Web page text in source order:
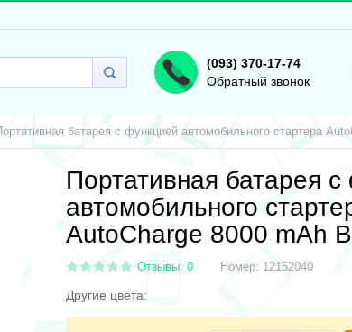
(093) 370-17-74
Обратный звонок
Портативная батарея с функцией автомобильного стартера
Портативная батарея
автомобильного
AutoCharge 8000 mAh
Отзывы: 0 Номер: 12152040
Другие цвета: